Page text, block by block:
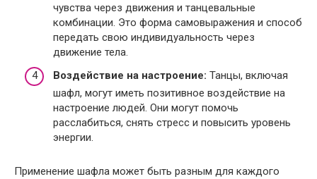
чувства через движения и танцевальные
комбинации. Это форма самовыражения и способ
передать свою индивидуальность через
движение тела.
Воздействие на настроение: Танцы, включая
шафл, могут иметь позитивное воздействие на
настроение людей. Они могут помочь
расслабиться, снять стресс и повысить уровень
энергии.
Применение шафла может быть разным для каждого